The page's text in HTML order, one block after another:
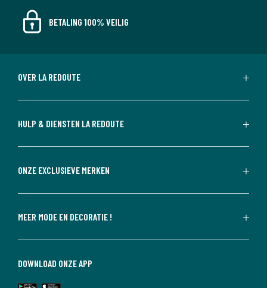
BETALING 100% VEILIG
OVER LA REDOUTE
HULP & DIENSTEN LA REDOUTE
ONZE EXCLUSIEVE MERKEN
MEER MODE EN DECORATIE !
DOWNLOAD ONZE APP